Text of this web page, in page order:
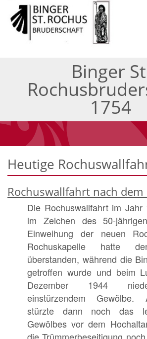
Binger
1754
Heutige
Rochuswallfahrt nach dem
Die Rochuswallfahrt im Jahr
im Zeichen des 50-
Einweihung der neuen
Rochuskapelle hatte
überstanden, während die
getroffen wurde und beim
Dezember 1944
einstürzendem Gewölbe.
stürzte dann noch das
Gewölbes vor dem